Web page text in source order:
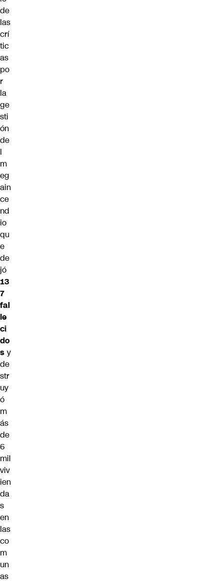
de
las
crí
tic
as
po
r
la
ge
sti
ón
de
l
m
eg
ain
ce
nd
io
qu
e
de
jó
13
7
fal
le
ci
do
s y
de
str
uy
ó
m
ás
de
6
mil
viv
ien
da
s
en
las
co
m
un
as